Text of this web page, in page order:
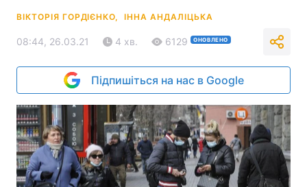
ВІКТОРІЯ ГОРДІЄНКО, ІННА АНДАЛІЦЬКА
08:44, 26.03.21 4 хв. 6129 ОНОВЛЕНО
Підпишіться на нас в Google